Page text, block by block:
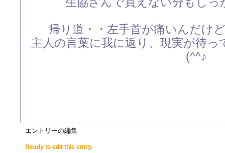
帰り道・・左手首が痛いんだけ
主人の言葉に我に返り、現実が待
(^^♪
エントリーの編集
Ready to edit this entry.